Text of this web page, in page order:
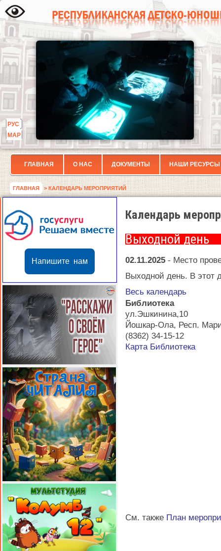
РУС
МАР
ГЛАВНАЯ О НАС ДОКУМЕНТЫ НАШИ РЕСУРСЫ
ГЛАВНАЯ > КАЛЕНДАРЬ МЕРОПРИЯТИЙ
Напишите нам
Календарь
Выходной день
02.11.2025 - Место
Выходной день. В этот
Весь календарь
Библиотека
ул.Эшкинина,10
Йошкар-Ола, Респ.
(8362) 34-15-12
Карта Библиотека
См. также План